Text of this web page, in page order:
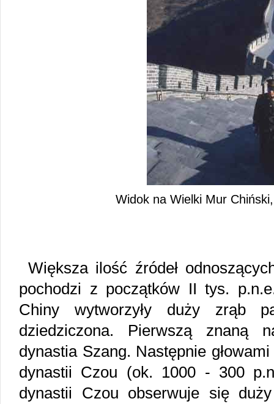
Widok na Wielki Mur
Większa ilość źródeł
pochodzi z początków II tys.
Chiny wytworzyły duży zrąb
dziedziczona. Pierwszą znaną
dynastia Szang. Następnie
dynastii Czou (ok. 1000 - 300
dynastii Czou obserwuje się